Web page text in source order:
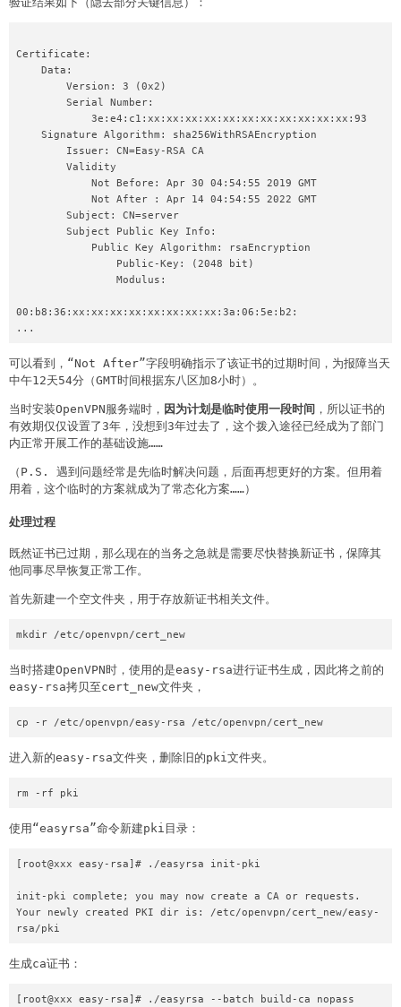
Certificate:
00:b8:36:xx:xx:xx:xx:xx:xx:xx:xx:3a:06:5e:b2:
...
可以看到，“Not After”字段明确指示了该证书的过期时间，为报障当天
中午12天54分（GMT时间根据东八区加8小时）。
当时安装OpenVPN服务端时， 因为计划是临时使用一段时间 ，所以证书的
有效期仅仅设置了3年，没想到3年过去了，这个拨入途径已经成为了部门
内正常开展工作的基础设施……
（P.S. 遇到问题经常是先临时解决问题，后面再想更好的方案。但用着
用着，这个临时的方案就成为了常态化方案……）
处理过程
既然证书已过期，那么现在的当务之急就是需要尽快替换新证书，保障其
他同事尽早恢复正常工作。
首先新建一个空文件夹，用于存放新证书相关文件。
mkdir /etc/openvpn/cert_new
当时搭建OpenVPN时，使用的是easy-rsa进行证书生成，因此将之前的
easy-rsa拷贝至cert_new文件夹，
cp -r /etc/openvpn/easy-rsa /etc/openvpn/cert_new
进入新的easy-rsa文件夹，删除旧的pki文件夹。
rm -rf pki
使用“easyrsa”命令新建pki目录：
[root@xxx easy-rsa]# ./easyrsa init-pki
init-pki complete; you may now create a CA or requests.
Your newly created PKI dir is: /etc/openvpn/cert_new/easy-
rsa/pki
生成ca证书：
[root@xxx easy-rsa]# ./easyrsa --batch build-ca nopass